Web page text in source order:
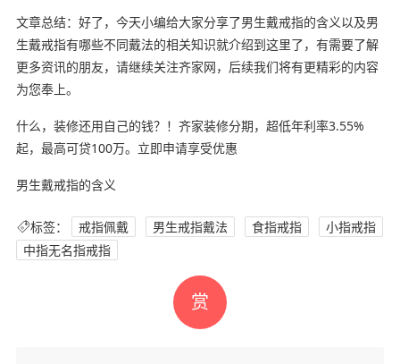
文章总结：好了，今天小编给大家分享了男生戴戒指的含义以及男
生戴戒指有哪些不同戴法的相关知识就介绍到这里了，有需要了解
更多资讯的朋友，请继续关注齐家网，后续我们将有更精彩的内容
为您奉上。
什么，装修还用自己的钱？！齐家装修分期，超低年利率3.55%
起，最高可贷100万。立即申请享受优惠
男生戴戒指的含义
标签： 戒指佩戴 男生戒指戴法 食指戒指
小指戒指
中指无名指戒指
赏